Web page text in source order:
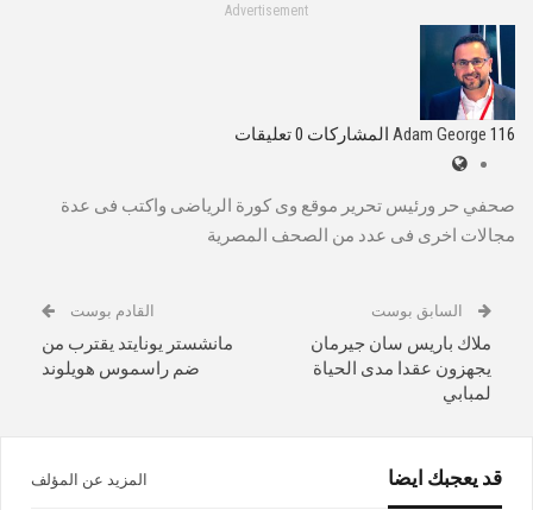
Advertisement
Adam George 116 المشاركات 0 تعليقات
صحفي حر ورئيس تحرير موقع وى كورة الرياضى واكتب فى عدة
مجالات اخرى فى عدد من الصحف المصرية
السابق بوست
ملاك باريس سان جيرمان
يجهزون عقدا مدى الحياة
لمبابي
القادم بوست
مانشستر يونايتد يقترب من
ضم راسموس هويلوند
قد يعجبك ايضا المزيد عن المؤلف